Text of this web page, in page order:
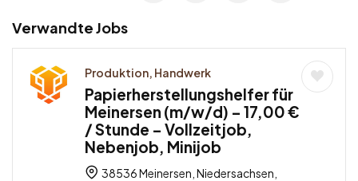
Verwandte Jobs
Produktion, Handwerk
Papierherstellungshelfer für
Meinersen (m/w/d) – 17,00 €
/ Stunde – Vollzeitjob,
Nebenjob, Minijob
38536 Meinersen, Niedersachsen,